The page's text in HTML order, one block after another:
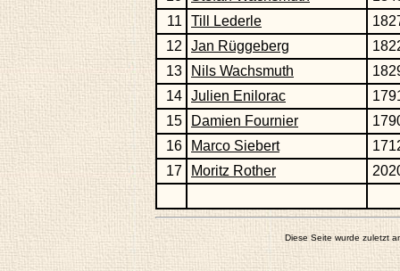
11 Till Lederle
12 Jan Rüggeberg
13
Nils Wachsmuth
14 Julien Enilorac
15
Damien Fournier
16
Marco Siebert
17
Moritz Rother
Diese Seite wurde zuletzt